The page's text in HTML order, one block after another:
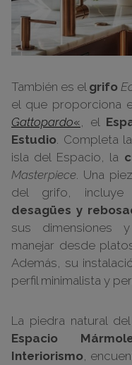
También es el grifo
el que proporciona
Gattopardo«, el
Estudio. Completa
isla del Espacio, la
Masterpiece. Una
del grifo, incluye
desagües y
sus dimensiones
manejar desde
Además, su
perfil minimalista y
La piedra natural
Espacio
Interiorismo,